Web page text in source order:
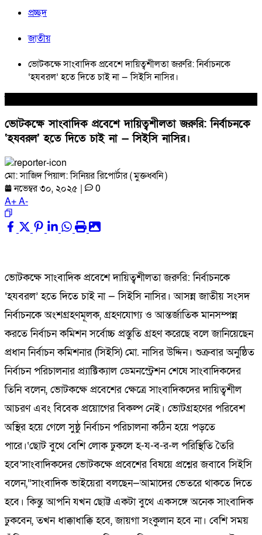
প্রচ্ছদ
জাতীয়
ভোটকক্ষে সাংবাদিক প্রবেশে দায়িত্বশীলতা জরুরি: নির্বাচনকে
‘হযবরল’ হতে দিতে চাই না — সিইসি নাসির।
ভোটকক্ষে সাংবাদিক প্রবেশে দায়িত্বশীলতা জরুরি: নির্বাচনকে
‘হযবরল’ হতে দিতে চাই না — সিইসি নাসির।
মো: সাজিদ পিয়াল: সিনিয়র রিপোর্টার ( মুক্তধ্বনি )
নভেম্বর ৩০, ২০২৫ |
0
A+A-
ভোটকক্ষে সাংবাদিক প্রবেশে দায়িত্বশীলতা জরুরি: নির্বাচনকে
‘হযবরল’ হতে দিতে চাই না — সিইসি নাসির। আসন্ন জাতীয় সংসদ
নির্বাচনকে অংশগ্রহণমূলক, গ্রহণযোগ্য ও আন্তর্জাতিক মানসম্পন্ন
করতে নির্বাচন কমিশন সর্বোচ্চ প্রস্তুতি গ্রহণ করেছে বলে জানিয়েছেন
প্রধান নির্বাচন কমিশনার (সিইসি) মো. নাসির উদ্দিন। শুক্রবার অনুষ্ঠিত
নির্বাচন পরিচালনার প্র্যাক্টিক্যাল ডেমনস্ট্রেশন শেষে সাংবাদিকদের
তিনি বলেন, ভোটকক্ষে প্রবেশের ক্ষেত্রে সাংবাদিকদের দায়িত্বশীল
আচরণ এবং বিবেক প্রয়োগের বিকল্প নেই। ভোটগ্রহণের পরিবেশ
অস্থির হয়ে গেলে সুষ্ঠু নির্বাচন পরিচালনা কঠিন হয়ে পড়তে
পারে।‘ছোট বুথে বেশি লোক ঢুকলে হ-য-ব-র-ল পরিস্থিতি তৈরি
হবে’সাংবাদিকদের ভোটকক্ষে প্রবেশের বিষয়ে প্রশ্নের জবাবে সিইসি
বলেন,“সাংবাদিক ভাইয়েরা বলছেন—আমাদের ভেতরে থাকতে দিতে
হবে। কিন্তু আপনি যখন ছোট্ট একটা বুথে একসঙ্গে অনেক সাংবাদিক
ঢুকবেন, তখন ধাক্কাধাক্কি হবে, জায়গা সংকুলান হবে না। বেশি সময়